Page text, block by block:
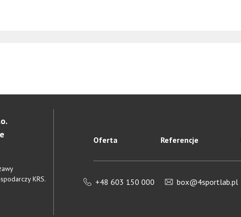
KRS.
Oferta Referencje
+48 603 150 000 box@4sportlab.pl